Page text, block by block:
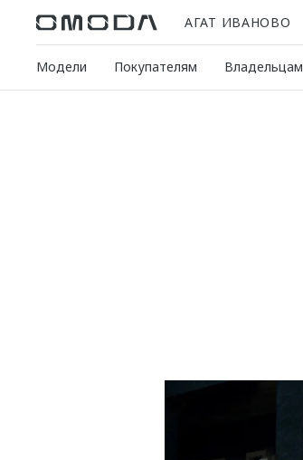
АГАТ ИВАНОВО
Модели Покупателям Владельцам